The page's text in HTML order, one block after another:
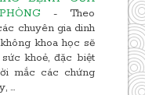
- Theo
chuyên gia dinh
khoa học sẽ
khoẻ, đặc biệt
mắc các chứng
...